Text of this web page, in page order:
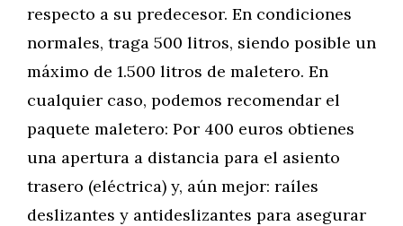
respecto a su predecesor. En condiciones
normales, traga 500 litros, siendo posible un
máximo de 1.500 litros de maletero. En
cualquier caso, podemos recomendar el
paquete maletero: Por 400 euros obtienes
una apertura a distancia para el asiento
trasero (eléctrica) y, aún mejor: raíles
deslizantes y antideslizantes para asegurar